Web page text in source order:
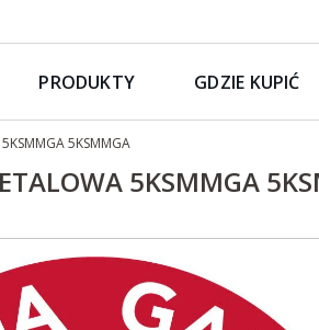
PRODUKTY GDZIE KUPIĆ
5KSMMGA
5KSMMGA